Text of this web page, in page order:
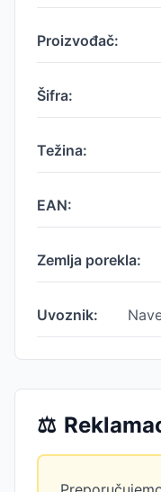
Proizvođač:
Šifra:
Težina:
EAN:
Zemlja porekla:
Uvoznik:
⚖️